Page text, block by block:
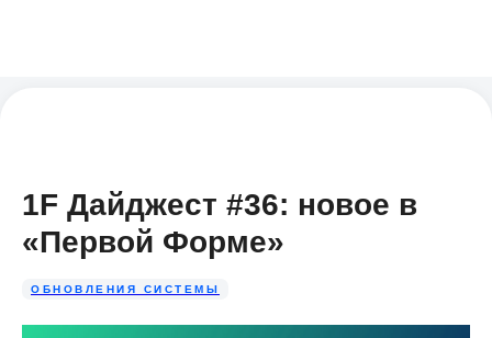
1F Дайджест #36: новое в
«Первой Форме»
ОБНОВЛЕНИЯ СИСТЕМЫ